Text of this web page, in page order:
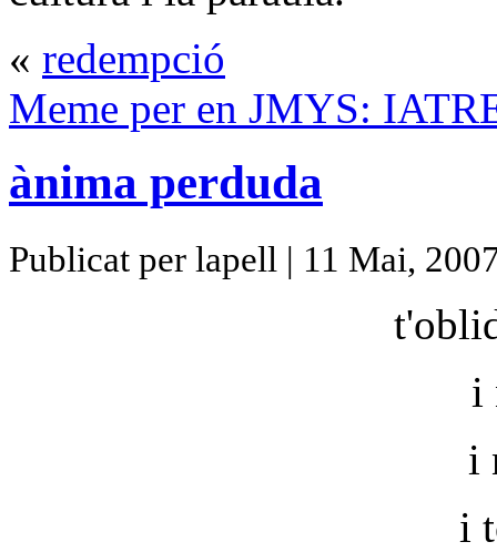
« redempció
Meme per en JMYS:
ànima perduda
Publicat per lapell | 11 Mai,
i
i
i